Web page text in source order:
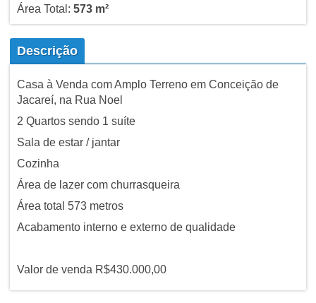
Área Total: 573 m²
Descrição
Casa à Venda com Amplo Terreno em Conceição de
Jacareí, na Rua Noel
2 Quartos sendo 1 suíte
Sala de estar / jantar
Cozinha
Área de lazer com churrasqueira
Área total 573 metros
Acabamento interno e externo de qualidade
Valor de venda R$430.000,00